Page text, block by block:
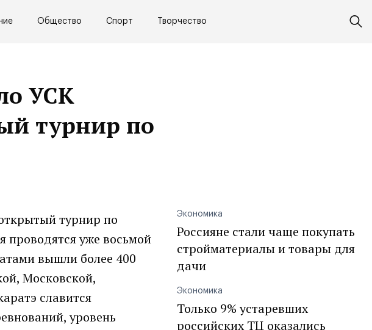
Общество Спорт Творчество
УСК
турнир по
турнир по
проводятся уже восьмой
вышли более 400
Московской,
славится
уровень
Экономика
Россияне стали чаще покупать
стройматериалы и товары для
дачи
Экономика
Только 9% устаревших
российских ТЦ оказались